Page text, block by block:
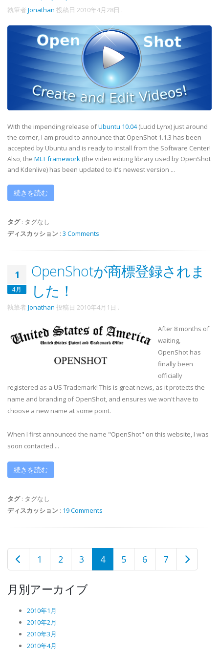
執筆者 Jonathan 投稿日 2010年4月28日 .
With the impending release ofUbuntu 10.04(Lucid Lynx) just around
the corner, I am proud to announce that OpenShot 1.1.3 has been
accepted by Ubuntu and is ready to install from the Software Center!
Also, the MLT framework (the video editing library used by OpenShot
and Kdenlive) has been updated to it's newest version ...
続きを読む
タグ: タグなし
ディスカッション : 3 Comments
1
4月
OpenShotが商標登録されま
した！
執筆者 Jonathan 投稿日 2010年4月1日 .
After 8 months of
waiting,
OpenShot has
finally been
officially
registered as a US Trademark! This is great news, as it protects the
name and branding of OpenShot, and ensures we won't have to
choose a new name at some point.
When I first announced the name "OpenShot" on this website, I was
soon contacted ...
続きを読む
タグ: タグなし
ディスカッション : 19 Comments
1 2 3 4 5 6 7
月別アーカイブ
2010年1月
2010年2月
2010年3月
2010年4月